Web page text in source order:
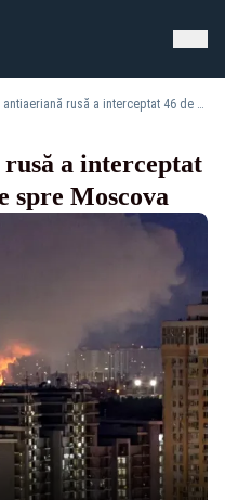
Apărarea antiaeriană rusă a interceptat 46 de drone îndreptate spre Moscova
a interceptat
spre Moscova